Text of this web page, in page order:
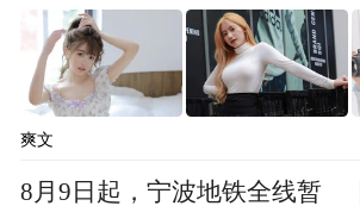
爽文
8月9日起，宁波地铁全线暂